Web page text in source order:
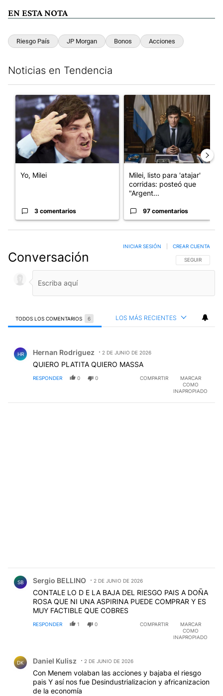
EN ESTA NOTA
Riesgo País JP Morgan Bonos Acciones
Noticias en Tendencia
Un artículo de tendencia con el título "Yo, Milei" con 3
Yo, Milei
3 comentarios
Un artículo de tendencia
Milei, listo para 'atajar'
corridas: posteó que
"Argent...
97 comentarios
Conversación SIGA ESTA
SEGUIR
INICIAR SESIÓN CREAR CUENTA
TODOS LOS COMENTARIOS 6 LOS MÁS RECIENTES
HR Hernan Rodriguez 2 DE JUNIO DE 2026
QUIERO PLATITA QUIERO MASSA
RESPONDER 0 0 COMPARTIR
MARCAR
COMO
INAPROPIADO
SB Sergio BELLINO 2 DE JUNIO DE 2026
CONTALE LO D E LA BAJA DEL RIESGO PAIS A DOÑA
ROSA QUE NI UNA ASPIRINA PUEDE COMPRAR Y ES
MUY FACTIBLE QUE COBRES
RESPONDER 1 0 COMPARTIR
MARCAR
COMO
INAPROPIADO
DK Daniel Kulisz 2 DE JUNIO DE 2026
Con Menem volaban las acciones y bajaba el riesgo
pais Y así nos fue Desindustrializacion y africanizacion
de la economía